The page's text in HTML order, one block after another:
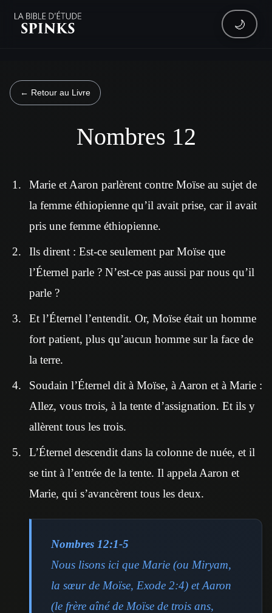
🌙
← Retour au Livre
Nombres 12
Marie et Aaron parlèrent contre Moïse au sujet de
la femme éthiopienne qu’il avait prise, car il avait
pris une femme éthiopienne.
Ils dirent : Est-ce seulement par Moïse que
l’Éternel parle ? N’est-ce pas aussi par nous qu’il
parle ?
Et l’Éternel l’entendit. Or, Moïse était un homme
fort patient, plus qu’aucun homme sur la face de
la terre.
Soudain l’Éternel dit à Moïse, à Aaron et à Marie :
Allez, vous trois, à la tente d’assignation. Et ils y
allèrent tous les trois.
L’Éternel descendit dans la colonne de nuée, et il
se tint à l’entrée de la tente. Il appela Aaron et
Marie, qui s’avancèrent tous les deux.
Nombres 12:1-5
Nous lisons ici que Marie (ou Miryam,
la sœur de Moïse, Exode 2:4) et Aaron
(le frère aîné de Moïse de trois ans,